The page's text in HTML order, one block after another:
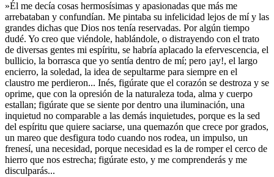
»Él me decía cosas hermosísimas y apasionadas que más me
arrebataban y confundían. Me pintaba su infelicidad lejos de mí y las
grandes dichas que Dios nos tenía reservadas. Por algún tiempo
dudé. Yo creo que viéndole, hablándole, o distrayendo con el trato
de diversas gentes mi espíritu, se habría aplacado la efervescencia, el
bullicio, la borrasca que yo sentía dentro de mí; pero ¡ay!, el largo
encierro, la soledad, la idea de sepultarme para siempre en el
claustro me perdieron... Inés, figúrate que el corazón se destroza y se
oprime, que con la opresión de la naturaleza toda, alma y cuerpo
estallan; figúrate que se siente por dentro una iluminación, una
inquietud no comparable a las demás inquietudes, porque es la sed
del espíritu que quiere saciarse, una quemazón que crece por grados,
un mareo que desfigura todo cuando nos rodea, un impulso, un
frenesí, una necesidad, porque necesidad es la de romper el cerco de
hierro que nos estrecha; figúrate esto, y me comprenderás y me
disculparás...